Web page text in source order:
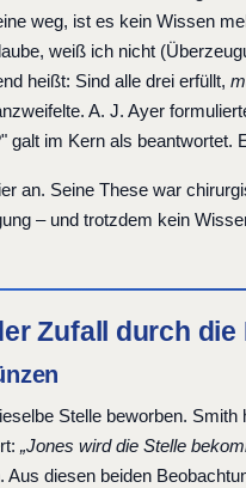
weg, ist es kein Wissen
weiß ich nicht
heißt: Sind alle drei erfüllt,
A. J. Ayer
im Kern als beantwortet.
an. Seine These war
– und trotzdem kein
Zufall durch
Stelle beworben.
„Jones wird die Stelle
diesen beiden